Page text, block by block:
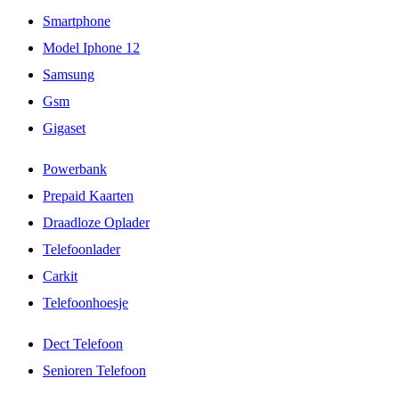
Smartphone
Model Iphone 12
Samsung
Gsm
Gigaset
Powerbank
Prepaid Kaarten
Draadloze Oplader
Telefoonlader
Carkit
Telefoonhoesje
Dect Telefoon
Senioren Telefoon